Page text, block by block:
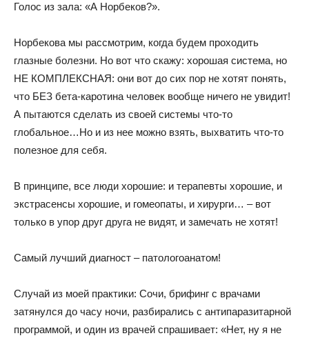
Голос из зала: «А Норбеков?».
Норбекова мы рассмотрим, когда будем проходить
глазные болезни. Но вот что скажу: хорошая система, но
НЕ КОМПЛЕКСНАЯ: они вот до сих пор не хотят понять,
что БЕЗ бета-каротина человек вообще ничего не увидит!
А пытаются сделать из своей системы что-то
глобальное…Но и из нее можно взять, выхватить что-то
полезное для себя.
В принципе, все люди хорошие: и терапевты хорошие, и
экстрасенсы хорошие, и гомеопаты, и хирурги… – вот
только в упор друг друга не видят, и замечать не хотят!
Самый лучший диагност – патологоанатом!
Случай из моей практики: Сочи, брифинг с врачами
затянулся до часу ночи, разбирались с антипаразитарной
программой, и один из врачей спрашивает: «Нет, ну я не